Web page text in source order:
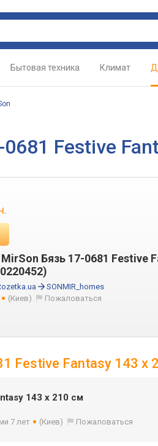
Бытовая техника Климат
Festive
Бязь 17-0681 Festive
SONMIR_homes
(Киев) Пожаловаться
Festive Fantasy 143 x
143 x 210 см
7 лет (Киев) Пожаловаться